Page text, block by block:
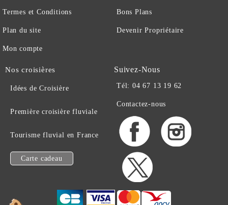
Termes et Conditions
Plan du site
Mon compte
Bons Plans
Devenir Propriétaire
Nos croisières
Idées de Croisière
Première croisière fluviale
Tourisme fluvial en France
Carte cadeau
Suivez-Nous
Tél: 04 67 13 19 62
Contactez-nous